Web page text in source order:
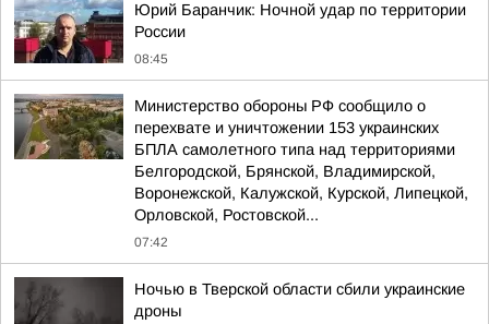
Юрий Баранчик: Ночной удар по территории
России
08:45
Министерство обороны РФ сообщило о
перехвате и уничтожении 153 украинских
БПЛА самолетного типа над территориями
Белгородской, Брянской, Владимирской,
Воронежской, Калужской, Курской, Липецкой,
Орловской, Ростовской...
07:42
Ночью в Тверской области сбили украинские
дроны